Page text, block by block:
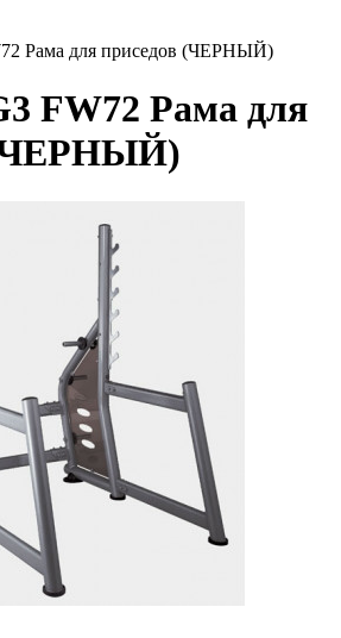
Рама для приседов (ЧЕРНЫЙ)
FW72 Рама для
(ЧЕРНЫЙ)